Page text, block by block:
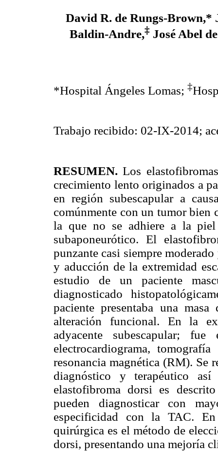
David R. de Rungs-
Baldin-Andre,‡ José Abel
*Hospital Ángeles Lomas; ‡
Trabajo recibido: 02-IX-2014;
RESUMEN. Los
crecimiento lento originados a
en región subescapular a
comúnmente con un tumor
la que no se adhiere a la
subaponeurótico. El
punzante casi siempre
y aducción de la extremidad
estudio de un paciente
diagnosticado
paciente presentaba una
alteración funcional. En la
adyacente subescapular;
electrocardiograma,
resonancia magnética (RM). Se
diagnóstico y terapéutico
elastofibroma dorsi es
pueden diagnosticar con
especificidad con la TAC.
quirúrgica es el método de
dorsi, presentando una mejoría